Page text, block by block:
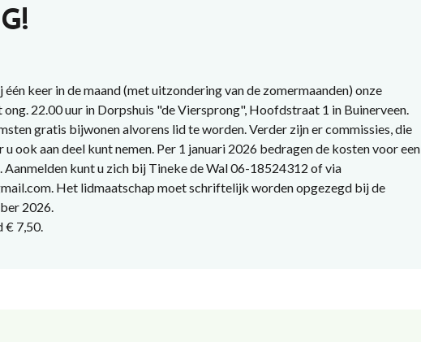
keer in de maand (met uitzondering van de zomermaanden) onze
ong. 22.00 uur in Dorpshuis "de Viersprong", Hoofdstraat 1 in Buinerveen.
gratis bijwonen alvorens lid te worden. Verder zijn er commissies, die
ook aan deel kunt nemen. Per 1 januari 2026 bedragen de kosten voor een
Aanmelden kunt u zich bij Tineke de Wal 06-18524312 of via
Het lidmaatschap moet schriftelijk worden opgezegd bij de
2026.
€ 7,50.